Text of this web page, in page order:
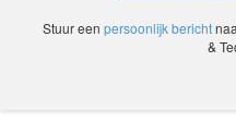
Stuur een persoonlijk bericht
&